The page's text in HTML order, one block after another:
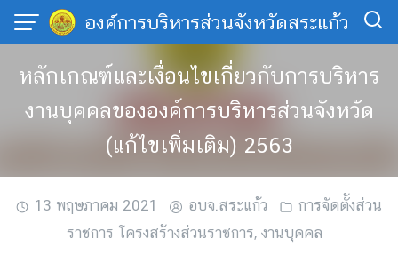
Skip
องค์การบริหารส่วนจังหวัดสระแก้ว
หลักเกณฑ์และเงื่อนไขเกี่ยวกับการบริหาร
งานบุคคลขององค์การบริหารส่วนจังหวัด
(แก้ไขเพิ่มเติม) 2563
13 พฤษภาคม 2021 อบจ.สระแก้ว
การจัดตั้งส่วน
ราชการ โครงสร้างส่วนราชการ, งานบุคคล